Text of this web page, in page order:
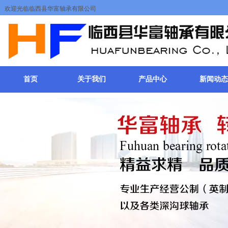
欢迎光临临西县华富轴承有限公司
首页 关于我们 产品中心 新闻动态